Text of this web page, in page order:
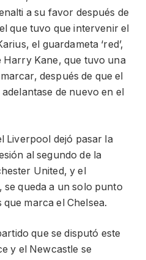
a su favor después de
que tuvo que intervenir el
el guardameta ‘red’,
Harry Kane, que tuvo una
después de que el
de nuevo en el
Liverpool dejó pasar la
al segundo de la
United, y el
queda a un solo punto
marca el Chelsea.
que se disputó este
y el Newcastle se